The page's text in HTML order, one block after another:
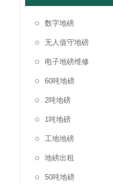
数字地磅
无人值守地磅
电子地磅维修
60吨地磅
2吨地磅
1吨地磅
工地地磅
地磅出租
50吨地磅